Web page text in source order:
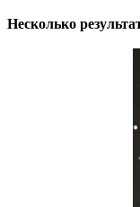
Несколько